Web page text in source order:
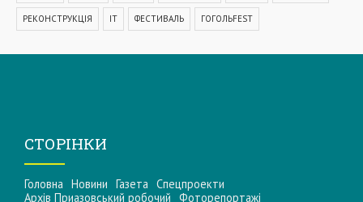
РЕКОНСТРУКЦІЯ IT ФЕСТИВАЛЬ ГОГОЛЬFEST
НАБЕРЕЖНА ПРЕМ'ЄРА УРЯД ВАКЦИНАЦІЯ
СТОРІНКИ
Головна Новини Газета Спецпроекти
Архів Приазовський робочий Фоторепортажі